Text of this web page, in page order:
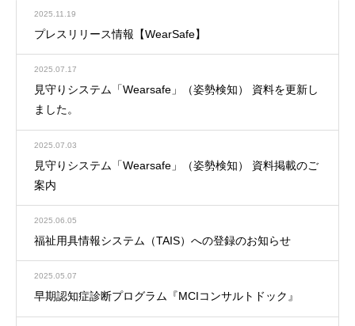
2025.11.19
プレスリリース情報【WearSafe】
2025.07.17
見守りシステム「Wearsafe」（姿勢検知） 資料を更新し
ました。
2025.07.03
見守りシステム「Wearsafe」（姿勢検知） 資料掲載のご
案内
2025.06.05
福祉用具情報システム（TAIS）への登録のお知らせ
2025.05.07
早期認知症診断プログラム『MCIコンサルトドック』